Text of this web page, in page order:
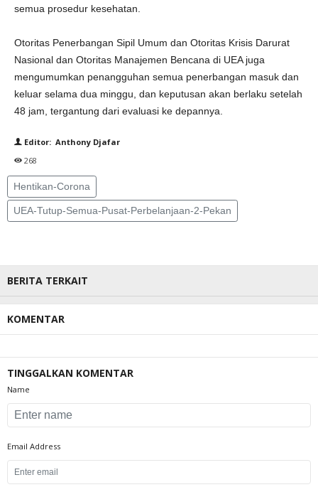
semua prosedur kesehatan.
Otoritas Penerbangan Sipil Umum dan Otoritas Krisis Darurat
Nasional dan Otoritas Manajemen Bencana di UEA juga
mengumumkan penangguhan semua penerbangan masuk dan
keluar selama dua minggu, dan keputusan akan berlaku setelah
48 jam, tergantung dari evaluasi ke depannya.
Editor: Anthony Djafar
268
Hentikan-Corona
UEA-Tutup-Semua-Pusat-Perbelanjaan-2-Pekan
BERITA TERKAIT
KOMENTAR
TINGGALKAN KOMENTAR
Name
Email Address